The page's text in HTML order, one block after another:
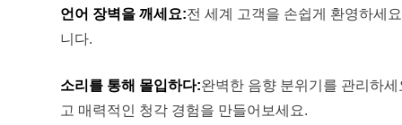
언어 장벽을 깨세요:전 세계 고객을 손쉽게 환영하세
니다.
소리를 통해 몰입하다:완벽한 음향 분위기를 관리하
고 매력적인 청각 경험을 만들어보세요.